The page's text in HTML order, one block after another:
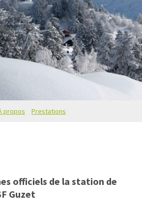
propos Prestations
officiels de la station de
Guzet